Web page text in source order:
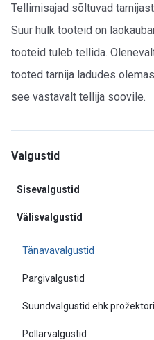
Valgustid
Sisevalgustid
Välisvalgustid
Tänavavalgustid
Pargivalgustid
Suundvalgustid ehk
Pollarvalgustid
Tellimisajad sõltuvad
Suur hulk tooteid on
tooteid tuleb tellida.
tooted tarnija ladudes
see vastavalt tellija soovile.